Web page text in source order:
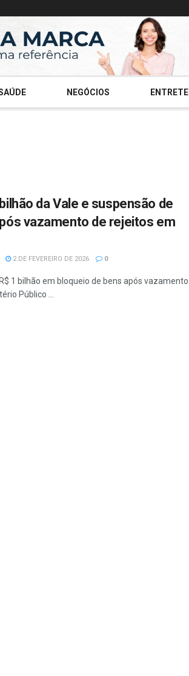
NEGÓCIOS
da Vale e suspensão de
vazamento de rejeitos em
2 DE FEVEREIRO DE 2026 0
1 bilhão em bloqueio de bens após vazamento
Público ...